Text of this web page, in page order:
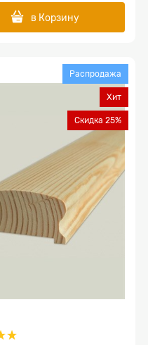
в Корзину
Распродажа
Хит
Скидка 25%